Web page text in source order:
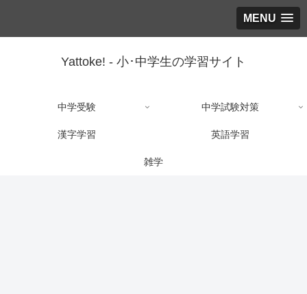
MENU
Yattoke! - 小･中学生の学習サイト
中学受験 中学試験対策
漢字学習 英語学習
雑学